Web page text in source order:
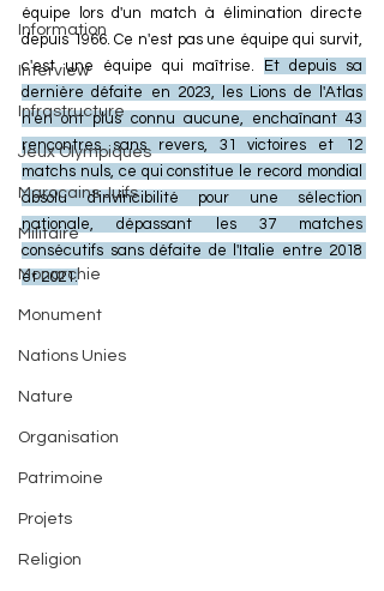
Information
Interview
Infrastructure
Jeux Olympiques
Marocains Juifs
Militaire
Monarchie
Monument
Nations Unies
Nature
Organisation
Patrimoine
Projets
Religion
équipe lors d'un match à élimination directe
depuis 1966. Ce n'est pas une équipe qui survit,
c'est une équipe qui maîtrise. Et depuis sa
dernière défaite en 2023, les Lions de l'Atlas
n'en ont plus connu aucune, enchaînant 43
rencontres sans revers, 31 victoires et 12
matchs nuls, ce qui constitue le record mondial
absolu d'invincibilité pour une sélection
nationale, dépassant les 37 matches
consécutifs sans défaite de l'Italie entre 2018
et 2021.